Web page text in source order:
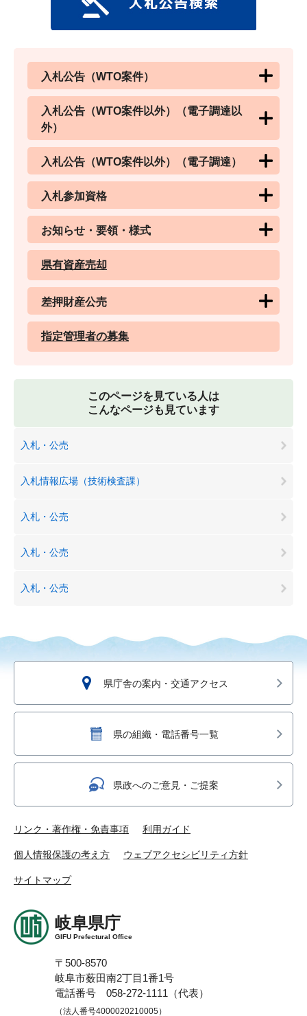
入札公告（WTO案件）
入札公告（WTO案件以外）（電子調達以
外）
入札公告（WTO案件以外）（電子調達）
入札参加資格
お知らせ・要領・様式
県有資産売却
差押財産公売
指定管理者の募集
このページを見ている人は
こんなページも見ています
入札・公売
入札情報広場（技術検査課）
入札・公売
入札・公売
入札・公売
県庁舎の案内・交通アクセス
県の組織・電話番号一覧
県政へのご意見・ご提案
リンク・著作権・免責事項 利用ガイド
個人情報保護の考え方 ウェブアクセシビリティ方針
サイトマップ
岐阜県庁
GIFU Prefectural Office
〒500-8570
岐阜市薮田南2丁目1番1号
電話番号 058-272-1111（代表）
（法人番号4000020210005）